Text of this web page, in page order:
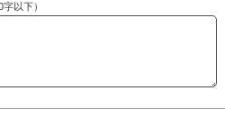
字以下）